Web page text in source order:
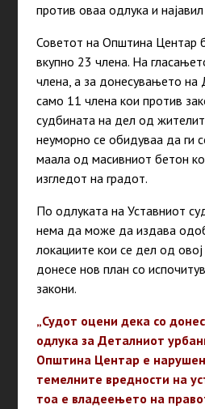
против оваа одлука и
Советот на Општина Центар
вкупно 23 члена. На
члена, а за донесувањето на
само 11 члена кои против
судбината на дел од
неуморно се обидуваа да ги
маала од масивниот бетон
изгледот на градот.
По одлуката на Уставниот
нема да може да издава
локациите кои се дел од
донесе нов план со
закони.
„Судот оцени дека со
одлука за Деталниот
Општина Центар е
темелните вредности на
тоа е владеењето на